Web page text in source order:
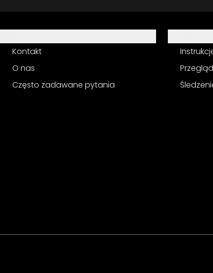
Kontakt
O nas
Często zadawane pytania